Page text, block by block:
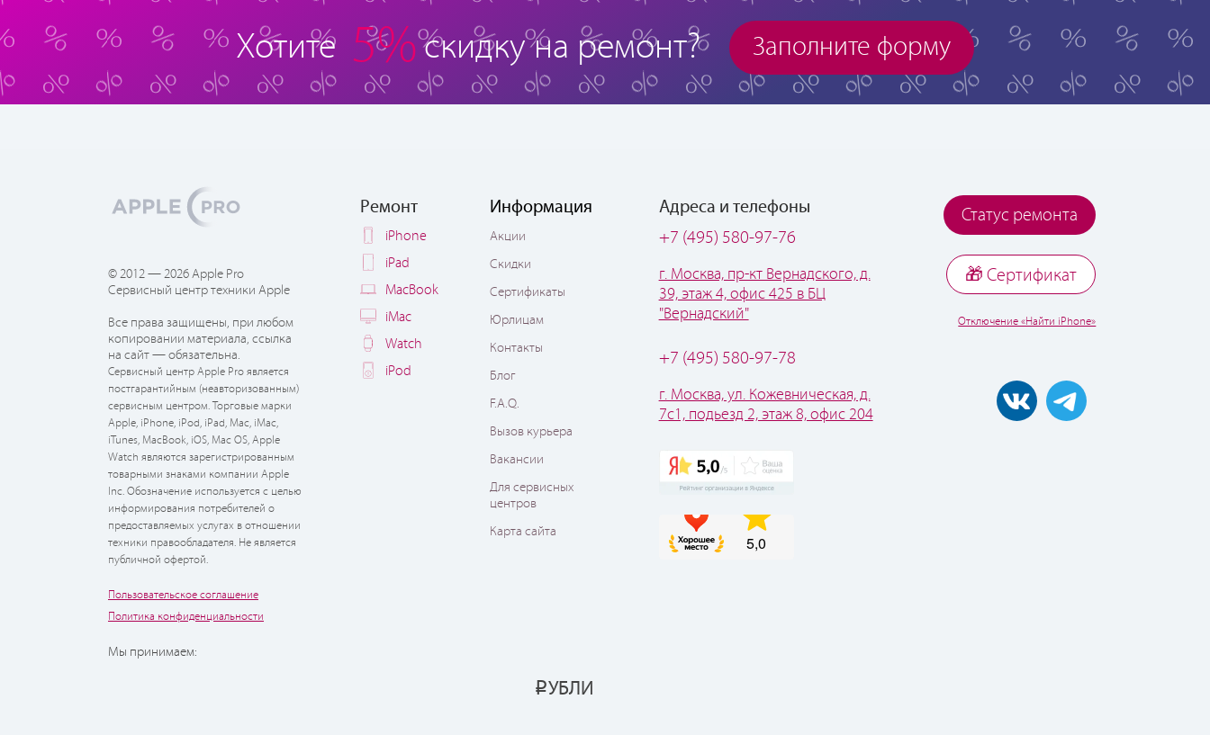
Хотите 5% скидку на ремонт? Заполните форму
© 2012 — 2026 Apple Pro
Сервисный центр техники Apple
Все права защищены, при любом
копировании материала, ссылка
на сайт — обязательна.
Сервисный центр Apple Pro является
постгарантийным (неавторизованным)
сервисным центром. Торговые марки
Apple, iPhone, iPod, iPad, Mac, iMac,
iTunes, MacBook, iOS, Mac OS, Apple
Watch являются зарегистрированным
товарными знаками компании Apple
Inc. Обозначение используется с целью
информирования потребителей о
предоставляемых услугах в отношении
техники правообладателя. Не является
публичной офертой.
Пользовательское соглашение
Политика конфиденциальности
Ремонт
iPhone
iPad
MacBook
iMac
Watch
iPod
Информация
Акции
Скидки
Сертификаты
Юрлицам
Контакты
Блог
F.A.Q.
Вызов курьера
Вакансии
Для сервисных
центров
Карта сайта
Адреса и телефоны
+7 (495) 580-97-76
г. Москва, пр-кт Вернадского, д.
39, этаж 4, офис 425 в БЦ
"Вернадский"
+7 (495) 580-97-78
г. Москва, ул. Кожевническая, д.
7с1, подьезд 2, этаж 8, офис 204
Статус ремонта
🎁 Cертификат
Отключение «Найти iPhone»
Мы принимаем:
РУБЛИ